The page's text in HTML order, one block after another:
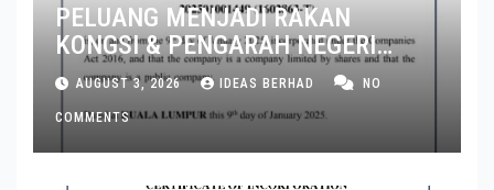
PELUANG MENJADI RAKAN
KONGSI & PENGARAH NEGERI
MELAKA DAN JOHOR
AUGUST 3, 2026 IDEAS BERHAD NO
COMMENTS